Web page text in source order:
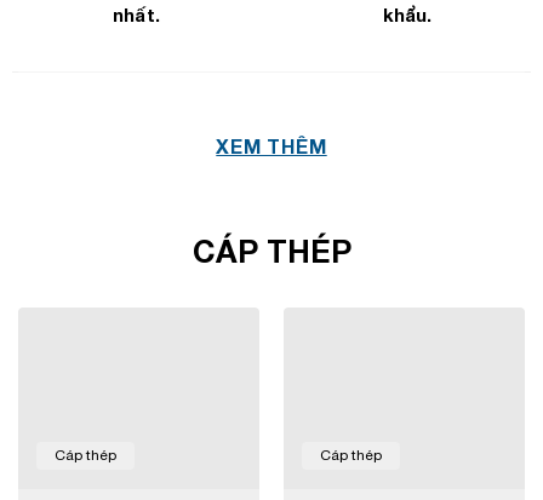
nhất.
khẩu.
XEM THÊM
CÁP THÉP
Cáp thép Cáp thép